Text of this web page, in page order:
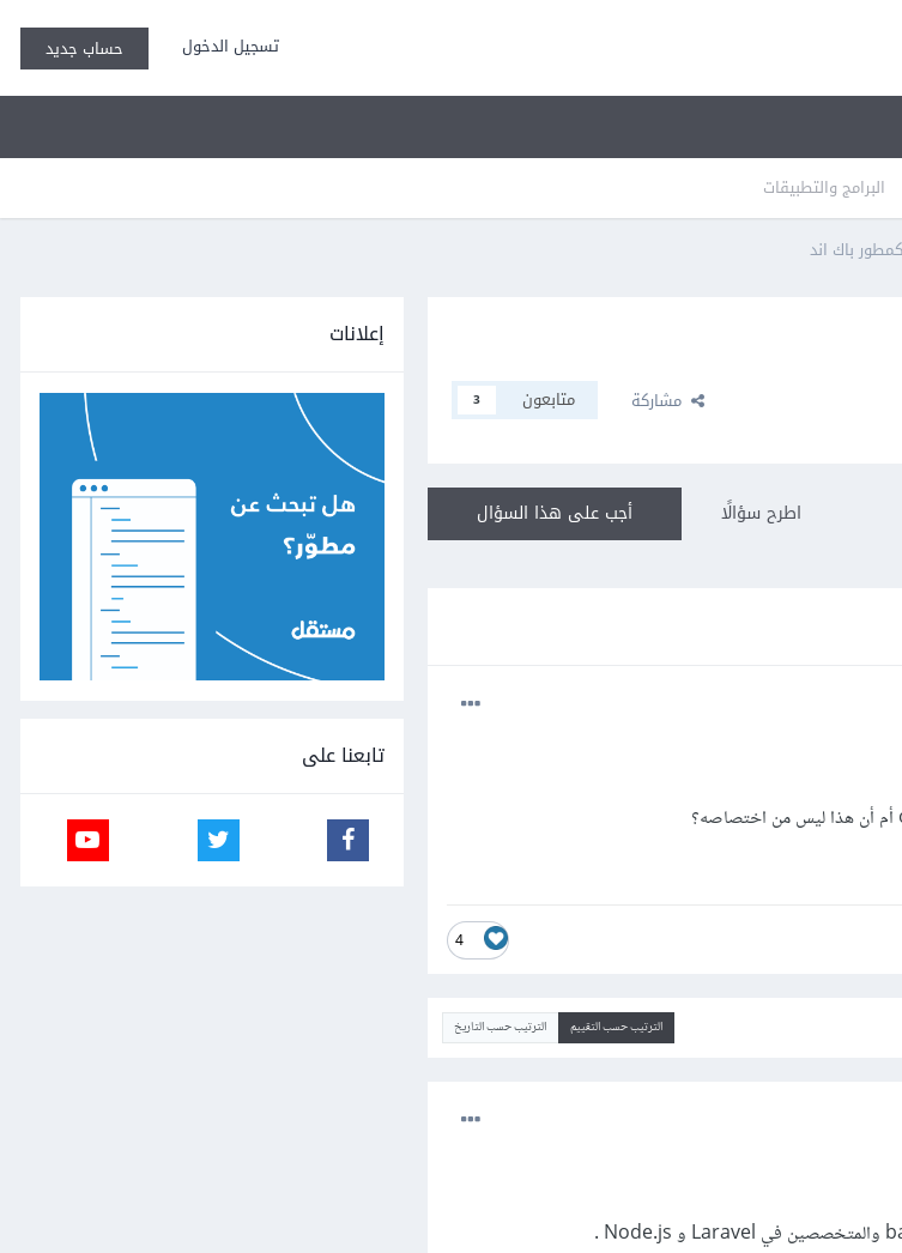
تسجيل الدخول حساب جديد
البرامج والتطبيقات
مشاركة متابعون 3
أجب على هذا السؤال اطرح سؤالًا
4
الترتيب حسب التقييم الترتيب حسب التاريخ
إعلانات
تابعنا على